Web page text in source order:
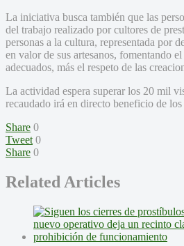
La iniciativa busca también que las
del trabajo realizado por cultores de
personas a la cultura, representada por
en valor de sus artesanos, fomentando
adecuados, más el respeto de las
La actividad espera superar los 20 mil
recaudado irá en directo beneficio de
Share 0
Tweet 0
Share 0
Related Articles